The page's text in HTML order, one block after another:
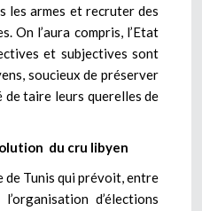
les armes et recruter des
On l’aura compris, l’Etat
et subjectives sont
soucieux de préserver
de taire leurs querelles de
du cru libyen
de Tunis qui prévoit, entre
d’élections